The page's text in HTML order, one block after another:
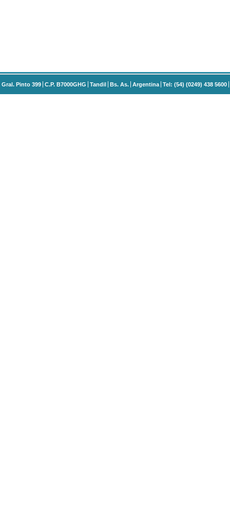
Gral. Pinto 399 C.P. B7000GHG Tandil Bs. As. Argentina Tel: (54) (0249) 438 5600